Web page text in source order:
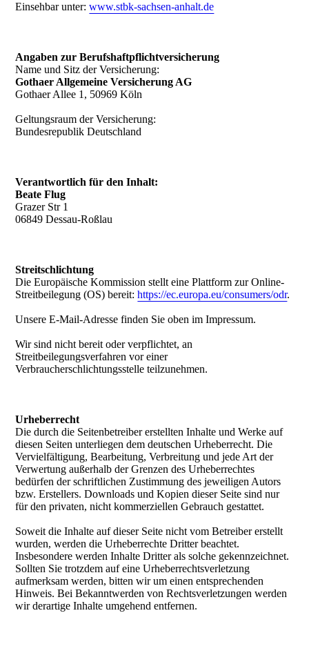
Einsehbar unter:www.stbk-sachsen-anhalt.de
Angaben zur Berufshaftpflichtversicherung
Name und Sitz der Versicherung:
Gothaer Allgemeine Versicherung AG
Gothaer Allee 1, 50969 Köln
Geltungsraum der Versicherung:
Bundesrepublik Deutschland
Verantwortlich für den Inhalt:
Beate Flug
Grazer Str 1
06849 Dessau-Roßlau
Streitschlichtung
Die Europäische Kommission stellt eine Plattform zur Online-
Streitbeilegung (OS) bereit:https://ec.europa.eu/consumers/odr.
Unsere E-Mail-Adresse finden Sie oben im Impressum.
Wir sind nicht bereit oder verpflichtet, an
Streitbeilegungsverfahren vor einer
Verbraucherschlichtungsstelle teilzunehmen.
Urheberrecht
Die durch die Seitenbetreiber erstellten Inhalte und Werke auf
diesen Seiten unterliegen dem deutschen Urheberrecht. Die
Vervielfältigung, Bearbeitung, Verbreitung und jede Art der
Verwertung außerhalb der Grenzen des Urheberrechtes
bedürfen der schriftlichen Zustimmung des jeweiligen Autors
bzw. Erstellers. Downloads und Kopien dieser Seite sind nur
für den privaten, nicht kommerziellen Gebrauch gestattet.
Soweit die Inhalte auf dieser Seite nicht vom Betreiber erstellt
wurden, werden die Urheberrechte Dritter beachtet.
Insbesondere werden Inhalte Dritter als solche gekennzeichnet.
Sollten Sie trotzdem auf eine Urheberrechtsverletzung
aufmerksam werden, bitten wir um einen entsprechenden
Hinweis. Bei Bekanntwerden von Rechtsverletzungen werden
wir derartige Inhalte umgehend entfernen.